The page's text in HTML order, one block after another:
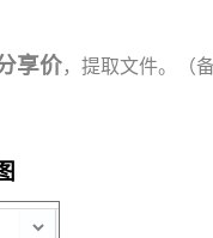
享价，提取文件。（